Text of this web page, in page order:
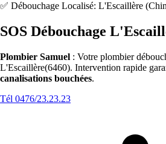
✅ Débouchage Localisé: L'Escaillère
SOS Débouchage
Plombier Samuel : Votre plombier
L'Escaillère(6460). Intervention rapide
canalisations bouchées.
Tél 0476/23.23.23